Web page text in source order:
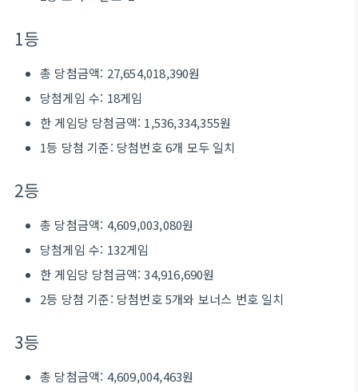
1등
총 당첨금액: 27,654,018,390원
당첨게임 수: 18게임
한 게임당 당첨금액: 1,536,334,355원
1등 당첨 기준: 당첨번호 6개 모두 일치
2등
총 당첨금액: 4,609,003,080원
당첨게임 수: 132게임
한 게임당 당첨금액: 34,916,690원
2등 당첨 기준: 당첨번호 5개와 보너스 번호 일치
3등
총 당첨금액: 4,609,004,463원